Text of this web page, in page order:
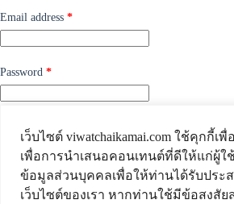
เว็บไซต์ viwatchaikamai.com ใช้คุกกี้
เพื่อการนำเสนอคอนเทนต์ที่ดีให้แก่ผู้ใ
ข้อมูลส่วนบุคคลเพื่อให้ท่านได้รับประ
เว็บไซต์ของเรา หากท่านใช้มีข้อสงสัย
Email address *
Password *
Your personal data will be used to support
this website, to manage access to your
described in ourprivacy policy.
Register